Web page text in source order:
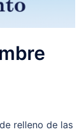
relleno de las